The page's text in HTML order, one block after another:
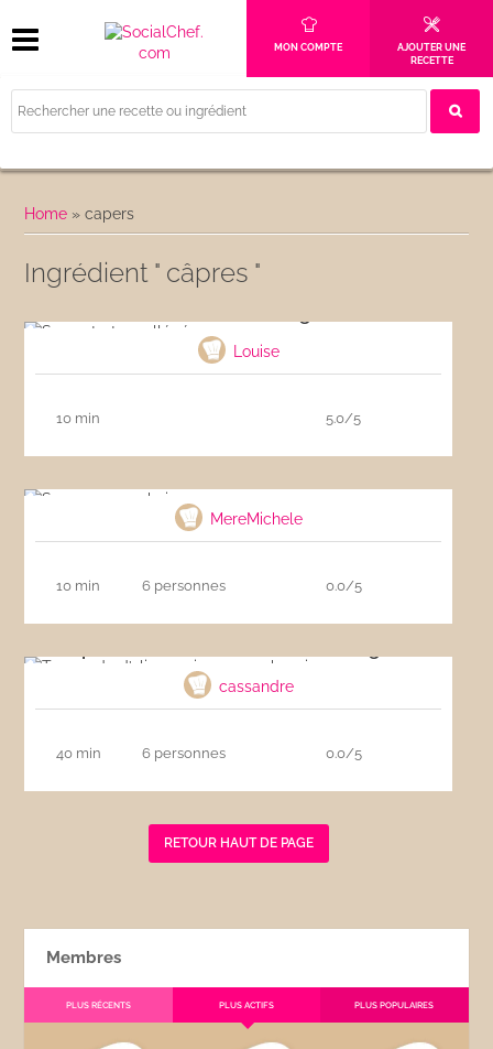
MON COMPTE
AJOUTER UNE
RECETTE
Home »capers
Ingrédient " câpres "
Louise
10 min 5.0/5
MereMichele
10 min 6 personnes 0.0/5
cassandre
40 min 6 personnes 0.0/5
RETOUR HAUT DE PAGE
Membres
PLUS RÉCENTS PLUS ACTIFS PLUS POPULAIRES